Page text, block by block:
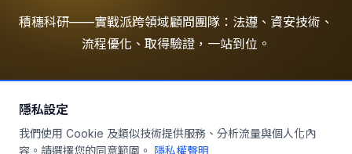
隱私設定
我們使用 Cookie 及類似技術提供服務、分析流量與個人化內
容。請選擇您的同意範圍。 隱私權聲明
積穗科研——實戰派跨領域顧問團隊：法遵、資安技術、
流程優化、取得驗證，一站到位。